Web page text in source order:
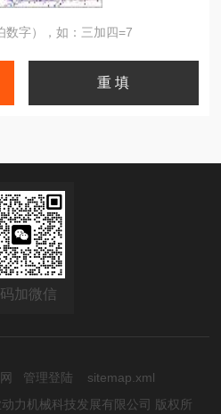
数字），如：三加四=7
加微信
管理登陆
sitemap.xml
力机械科技发展有限公司 版权所